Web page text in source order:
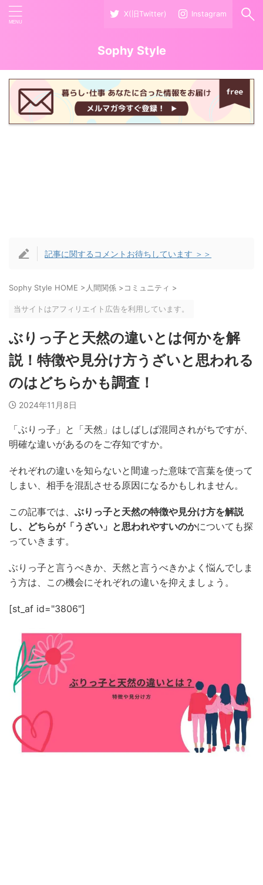
X(旧Twitter) Instagram
Sophy Style
記事に関するコメントお待ちしています ＞＞
Sophy Style HOME > 人間関係 >コミュニティ >
当サイトはアフィリエイト広告を利用しています。
ぶりっ子と天然の違いとは何かを解
説！特徴や見分け方うざいと思われる
のはどちらかも調査！
2024年11月8日
「ぶりっ子」と「天然」はしばしば混同されがちですが、
明確な違いがあるのをご存知ですか。
それぞれの違いを知らないと間違った意味で言葉を使って
しまい、相手を混乱させる原因になるかもしれません。
この記事では、 ぶりっ子と天然の特徴や見分け方を解説
し、どちらが「うざい」と思われやすいのかについても探
っていきます。
ぶりっ子と言うべきか、天然と言うべきかよく悩んでしま
う方は、この機会にそれぞれの違いを抑えましょう。
[st_af id="3806"]